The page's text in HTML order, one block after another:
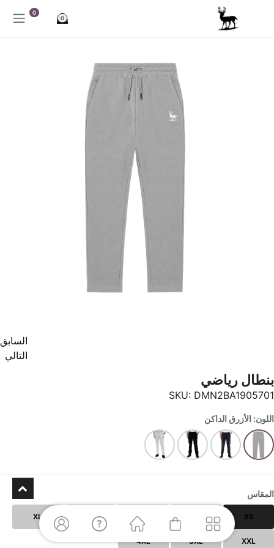
تخطي للذهاب إلى المحتوى
0
0
السابق
التالي
بنطال رياضي
SKU: DMN2BA1905701
اللون: الأزرق الداكن
المقاس
XS
M
XL
XXL
3XL
4XL